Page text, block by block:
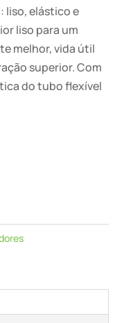
liso, elástico e
liso para um
melhor, vida útil
superior. Com
do tubo flexível